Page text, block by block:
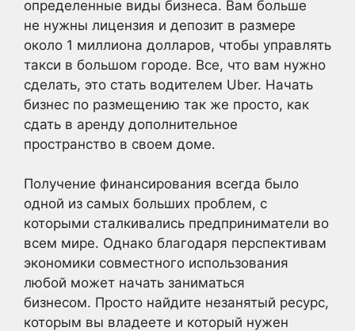
определенные виды бизнеса. Вам больше
не нужны лицензия и депозит в размере
около 1 миллиона долларов, чтобы управлять
такси в большом городе. Все, что вам нужно
сделать, это стать водителем Uber. Начать
бизнес по размещению так же просто, как
сдать в аренду дополнительное
пространство в своем доме.
Получение финансирования всегда было
одной из самых больших проблем, с
которыми сталкивались предприниматели во
всем мире. Однако благодаря перспективам
экономики совместного использования
любой может начать заниматься
бизнесом. Просто найдите незанятый ресурс,
которым вы владеете и который нужен